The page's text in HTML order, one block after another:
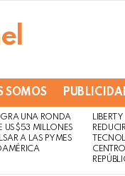
SOMOS
UNA RONDA
US$53 MILLONES
A LAS PYMES